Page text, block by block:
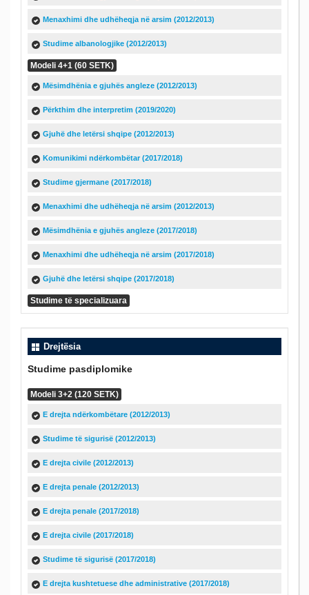
Menaxhimi dhe udhëheqja në arsim (2012/2013)
Studime albanologjike (2012/2013)
Modeli 4+1 (60 SETK)
Mësimdhënia e gjuhës angleze (2012/2013)
Përkthim dhe interpretim (2019/2020)
Gjuhë dhe letërsi shqipe (2012/2013)
Komunikimi ndërkombëtar (2017/2018)
Studime gjermane (2017/2018)
Menaxhimi dhe udhëheqja në arsim (2012/2013)
Mësimdhënia e gjuhës angleze (2017/2018)
Menaxhimi dhe udhëheqja në arsim (2017/2018)
Gjuhë dhe letërsi shqipe (2017/2018)
Studime të specializuara
Drejtësia
Studime pasdiplomike
Modeli 3+2 (120 SETK)
E drejta ndërkombëtare (2012/2013)
Studime të sigurisë (2012/2013)
E drejta civile (2012/2013)
E drejta penale (2012/2013)
E drejta penale (2017/2018)
E drejta civile (2017/2018)
Studime të sigurisë (2017/2018)
E drejta kushtetuese dhe administrative (2017/2018)